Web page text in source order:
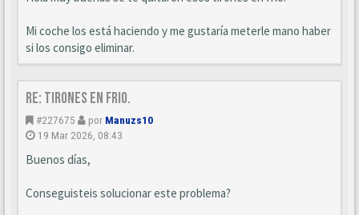
Mi coche los está haciendo y me gustaría meterle mano haber
si los consigo eliminar.
Re: Tirones en frio.
#227675 por Manuzs10
19 Mar 2026, 08:43
Buenos días,
Conseguisteis solucionar este problema?